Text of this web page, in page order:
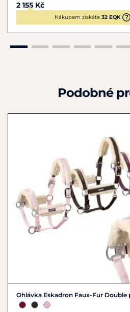
2 155 Kč
Nákupem získáte 32 EQK
Podobné
Ohlávka Eskadron Faux-Fur Double